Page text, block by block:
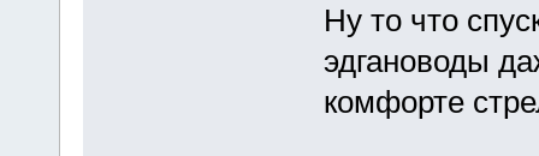
Ну то что
эдгановоды
комфорте